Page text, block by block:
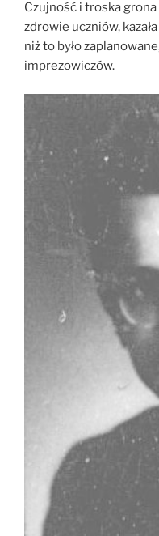
Czujność i troska
zdrowie uczniów,
niż to było
imprezowiczów.